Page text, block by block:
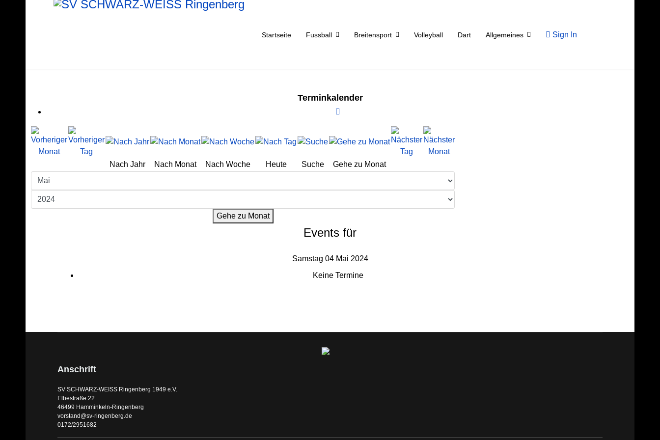
Startseite Fussball Breitensport Volleyball Dart Allgemeines Sign In
Terminkalender
Nach Jahr Nach Monat Nach Woche Heute Suche Gehe zu Monat
Gehe zu Monat
Events für
Samstag 04 Mai 2024
Keine Termine
Anschrift
SV SCHWARZ-WEISS Ringenberg 1949 e.V.
Elbestraße 22
46499 Hamminkeln-Ringenberg
vorstand@sv-ringenberg.de
0172/2951682